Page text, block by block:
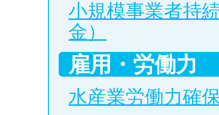
小規模事業者持
金）
雇用・労働力
水産業労働力確